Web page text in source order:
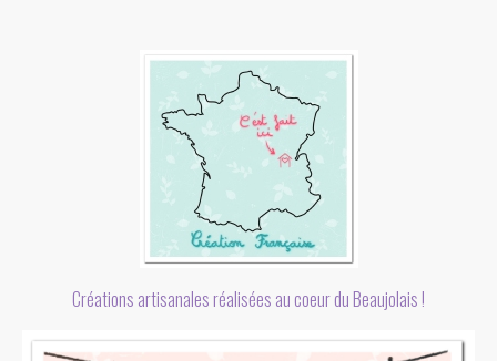
Créations artisanales réalisées au coeur du Beaujolais !